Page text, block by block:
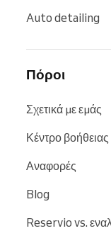
Auto detailing
Πόροι
Σχετικά με εμάς
Κέντρο βοήθειας
Αναφορές
Blog
Reservio vs.